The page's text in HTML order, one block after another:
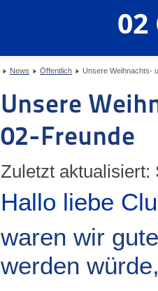
02
News Öffentlich Unsere Weihnachts-
Unsere
02-Freunde
Zuletzt aktualisiert:
Hallo liebe
waren wir
werden